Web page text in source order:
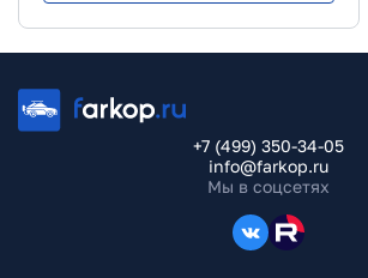
+7 (499) 350-34-05
info@farkop.ru
Мы в соцсетях